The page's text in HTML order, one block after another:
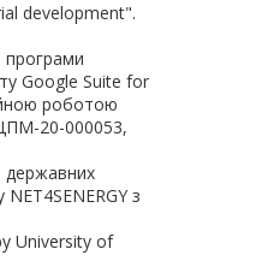
development".
програми
Google Suite for
роботою
20-000053,
державних
з
University of